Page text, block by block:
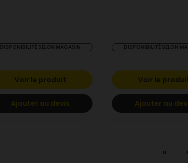
DISPONIBILITÉ SELON MAGASIN
Voir le produit
Ajouter au devis
DISPONIBILITÉ SELON
Voir le
Ajouter au
« ‹